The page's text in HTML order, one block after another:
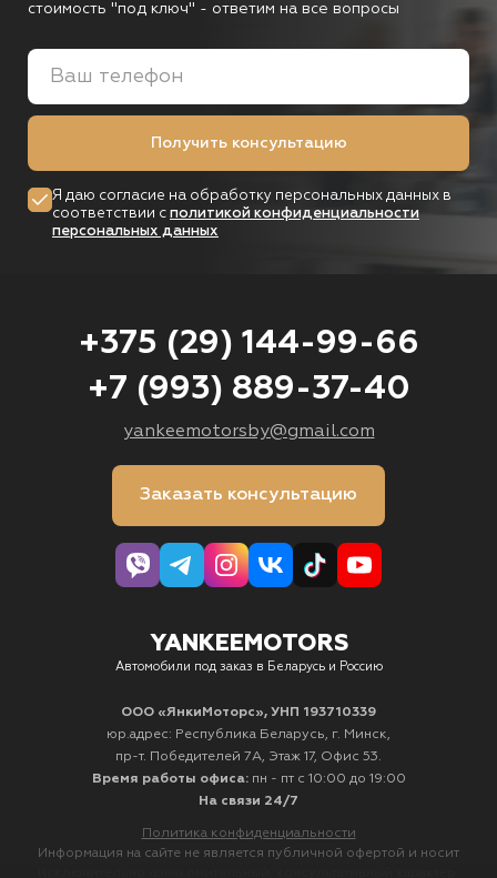
стоимость "под ключ" - ответим на все вопросы
Получить консультацию
Я даю согласие на обработку персональных данных в
соответствии с политикой конфиденциальности
персональных данных
+375 (29) 144-99-66
+7 (993) 889-37-40
yankeemotorsby@gmail.com
Заказать консультацию
YANKEEMOTORS
Автомобили под заказ в Беларусь и Россию
ООО «ЯнкиМоторс», УНП 193710339
юр.адрес: Республика Беларусь, г. Минск,
пр-т. Победителей 7А, Этаж 17, Офис 53.
Время работы офиса: пн - пт с 10:00 до 19:00
На связи 24/7
Политика конфиденциальности
Информация на сайте не является публичной офертой и носит